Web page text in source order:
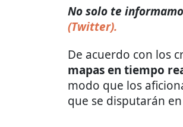
No solo te
(Twitter).
De acuerdo con los
mapas en tiempo
modo que los
que se disputarán